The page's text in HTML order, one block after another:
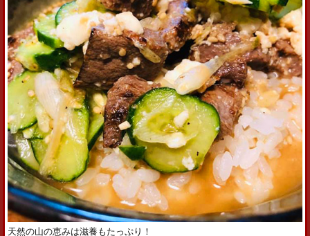
天然の山の恵みは滋養もたっぷり！